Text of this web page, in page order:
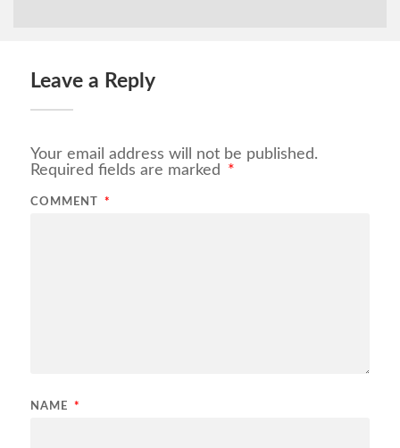
Leave a Reply
Your email address will not be published.
Required fields are marked
*
COMMENT *
NAME *